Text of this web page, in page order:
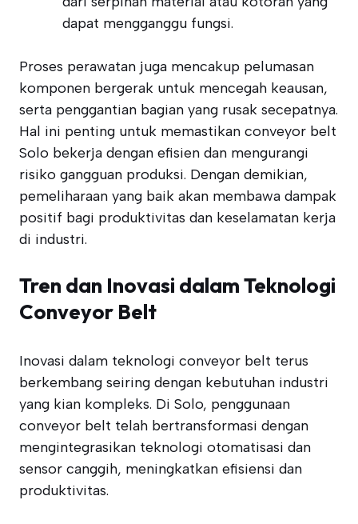
dapat mengganggu fungsi.
Proses perawatan juga mencakup pelumasan
komponen bergerak untuk mencegah keausan,
serta penggantian bagian yang rusak secepatnya.
Hal ini penting untuk memastikan conveyor belt
Solo bekerja dengan efisien dan mengurangi
risiko gangguan produksi. Dengan demikian,
pemeliharaan yang baik akan membawa dampak
positif bagi produktivitas dan keselamatan kerja
di industri.
Tren dan Inovasi dalam Teknologi
Conveyor Belt
Inovasi dalam teknologi conveyor belt terus
berkembang seiring dengan kebutuhan industri
yang kian kompleks. Di Solo, penggunaan
conveyor belt telah bertransformasi dengan
mengintegrasikan teknologi otomatisasi dan
sensor canggih, meningkatkan efisiensi dan
produktivitas.